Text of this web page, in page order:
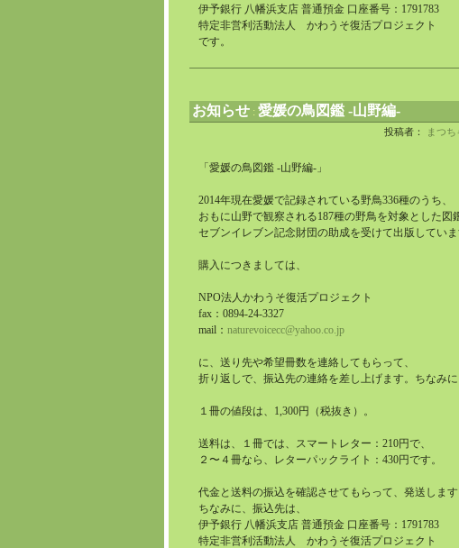
伊予銀行 八幡浜支店 普通預金 口座番号：1791783
特定非営利活動法人 かわうそ復活プロジェクト
です。
お知らせ : 愛媛の鳥図鑑 -山野編-
投稿者： まつち
「愛媛の鳥図鑑 -山野編-」
2014年現在愛媛で記録されている野鳥336種のうち、
おもに山野で観察される187種の野鳥を対象とした図
セブンイレブン記念財団の助成を受けて出版していま
購入につきましては、
NPO法人かわうそ復活プロジェクト
fax：0894-24-3327
mail： naturevoicecc@yahoo.co.jp
に、送り先や希望冊数を連絡してもらって、
折り返しで、振込先の連絡を差し上げます。ちなみに
１冊の値段は、1,300円（税抜き）。
送料は、１冊では、スマートレター：210円で、
２〜４冊なら、レターパックライト：430円です。
代金と送料の振込を確認させてもらって、発送します
ちなみに、振込先は、
伊予銀行 八幡浜支店 普通預金 口座番号：1791783
特定非営利活動法人 かわうそ復活プロジェクト